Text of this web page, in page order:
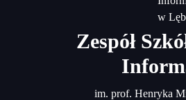
Zespół
im. prof. Henryka